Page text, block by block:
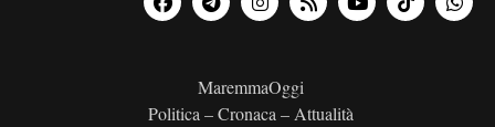
MaremmaOggi
Politica – Cronaca – Attualità